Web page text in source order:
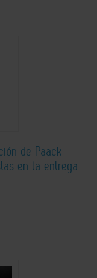
de Paack
en la entrega